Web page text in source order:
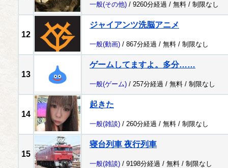
一般(その他) / 9260分経過 / 無料 / 制限なし
12
ジャイアンツ洗脳アニメ
一般(動画) / 867分経過 / 無料 / 制限なし
13
ゲームしてますよ。多分……
一般(ゲーム) / 257分経過 / 無料 / 制限なし
14
起きた
一般(雑談) / 260分経過 / 無料 / 制限なし
15
寝台列車 夜行列車
一般(雑談) / 9198分経過 / 無料 / 制限なし